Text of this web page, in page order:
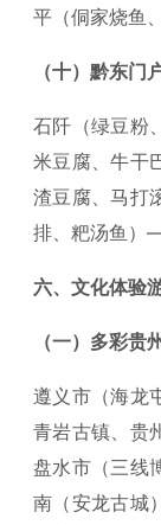
平（侗家烧鱼
（十）黔东门
石阡（绿豆粉
米豆腐、牛干
渣豆腐、马打
排、粑汤鱼）
六、文化体验
（一）多彩贵
遵义市（海龙
青岩古镇、贵
盘水市（三
南（安龙古城